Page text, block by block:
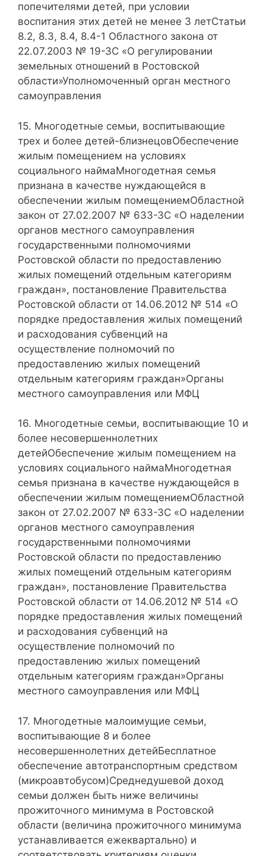
попечителями детей, при условии
воспитания этих детей не менее 3 летСтатьи
8.2, 8.3, 8.4, 8.4-1 Областного закона от
22.07.2003 № 19-ЗС «О регулировании
земельных отношений в Ростовской
области»Уполномоченный орган местного
самоуправления
15. Многодетные семьи, воспитывающие
трех и более детей-близнецовОбеспечение
жилым помещением на условиях
социального наймаМногодетная семья
признана в качестве нуждающейся в
обеспечении жилым помещениемОбластной
закон от 27.02.2007 № 633-ЗС «О наделении
органов местного самоуправления
государственными полномочиями
Ростовской области по предоставлению
жилых помещений отдельным категориям
граждан», постановление Правительства
Ростовской области от 14.06.2012 № 514 «О
порядке предоставления жилых помещений
и расходования субвенций на
осуществление полномочий по
предоставлению жилых помещений
отдельным категориям граждан»Органы
местного самоуправления или МФЦ
16. Многодетные семьи, воспитывающие 10 и
более несовершеннолетних
детейОбеспечение жилым помещением на
условиях социального наймаМногодетная
семья признана в качестве нуждающейся в
обеспечении жилым помещениемОбластной
закон от 27.02.2007 № 633-ЗС «О наделении
органов местного самоуправления
государственными полномочиями
Ростовской области по предоставлению
жилых помещений отдельным категориям
граждан», постановление Правительства
Ростовской области от 14.06.2012 № 514 «О
порядке предоставления жилых помещений
и расходования субвенций на
осуществление полномочий по
предоставлению жилых помещений
отдельным категориям граждан»Органы
местного самоуправления или МФЦ
17. Многодетные малоимущие семьи,
воспитывающие 8 и более
несовершеннолетних детейБесплатное
обеспечение автотранспортным средством
(микроавтобусом)Среднедушевой доход
семьи должен быть ниже величины
прожиточного минимума в Ростовской
области (величина прожиточного минимума
устанавливается ежеквартально) и